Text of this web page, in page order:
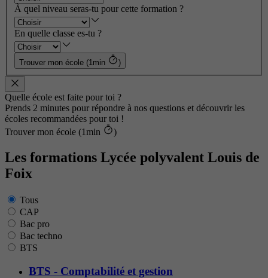
À quel niveau seras-tu pour cette formation ?
En quelle classe es-tu ?
Trouver mon école (1min )
Quelle école est faite pour toi ?
Prends 2 minutes pour répondre à nos questions et découvrir les
écoles recommandées pour toi !
Trouver mon école (1min
)
Les formations Lycée polyvalent Louis de
Foix
Tous
CAP
Bac pro
Bac techno
BTS
BTS - Comptabilité et gestion